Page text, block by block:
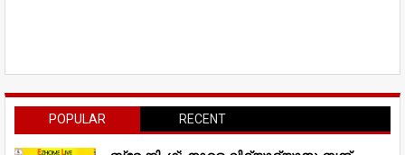
POPULAR RECENT